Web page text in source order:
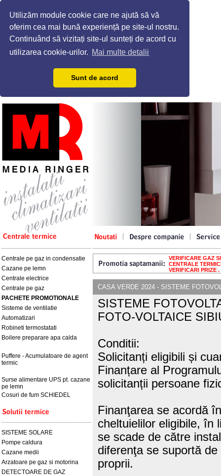
Utilizăm module cookie care ne ajută să vă
oferim cea mai bună experiență pe site-ul nostru.
Continuând să vizitați site-ul sunteți de acord cu
utilizarea cookie-urilor. Mai multe detalii
Sunt de acord
Centrale pe gaz in condensatie
Cazane pe lemn
Centrale electrice
Centrale pe gaz
PACHETE PROMOTIONALE
Sisteme de ventilatie
Automatizari
Robineti termostatati
Boilere preparare apa calda
Puffere - Acumulatoare de agent
termic
Surse alimentare UPS pt. cazane
pe lemn
Cosuri de fum SCHIEDEL
SISTEME SOLARE
Pompe caldura
Cazane medii
Arzatoare pe gaz si motorina
DETECTOARE DE GAZ
VERIFICARE GAZ
CENTRALE
VERIFICARI PRIZE .
CASA VERDE 2024 - SISTEME
SISTEME
FOTO-VOLTAICE
Conditii:
Solicitanți eligibili și
Finanțare al
solicitanții persoane
Finanţarea se acordă
cheltuielilor eligibile, în
se scade de către
diferenţa se suportă
proprii.